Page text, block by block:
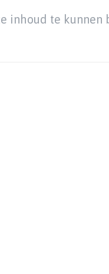
inhoud te